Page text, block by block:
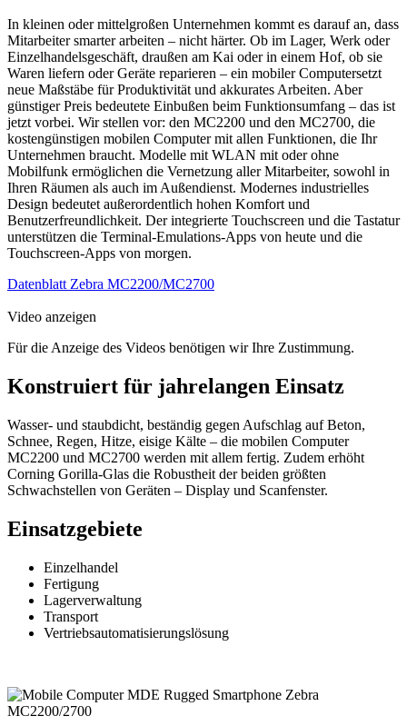
In kleinen oder mittelgroßen Unternehmen kommt es darauf an, dass
Mitarbeiter smarter arbeiten – nicht härter. Ob im Lager, Werk oder
Einzelhandelsgeschäft, draußen am Kai oder in einem Hof, ob sie
Waren liefern oder Geräte reparieren – ein mobiler Computersetzt
neue Maßstäbe für Produktivität und akkurates Arbeiten. Aber
günstiger Preis bedeutete Einbußen beim Funktionsumfang – das ist
jetzt vorbei. Wir stellen vor: den MC2200 und den MC2700, die
kostengünstigen mobilen Computer mit allen Funktionen, die Ihr
Unternehmen braucht. Modelle mit WLAN mit oder ohne
Mobilfunk ermöglichen die Vernetzung aller Mitarbeiter, sowohl in
Ihren Räumen als auch im Außendienst. Modernes industrielles
Design bedeutet außerordentlich hohen Komfort und
Benutzerfreundlichkeit. Der integrierte Touchscreen und die Tastatur
unterstützen die Terminal-Emulations-Apps von heute und die
Touchscreen-Apps von morgen.
Datenblatt Zebra MC2200/MC2700
Video anzeigen
Für die Anzeige des Videos benötigen wir Ihre Zustimmung.
Konstruiert für jahrelangen Einsatz
Wasser- und staubdicht, beständig gegen Aufschlag auf Beton,
Schnee, Regen, Hitze, eisige Kälte – die mobilen Computer
MC2200 und MC2700 werden mit allem fertig. Zudem erhöht
Corning Gorilla-Glas die Robustheit der beiden größten
Schwachstellen von Geräten – Display und Scanfenster.
Einsatzgebiete
Einzelhandel
Fertigung
Lagerverwaltung
Transport
Vertriebsautomatisierungslösung